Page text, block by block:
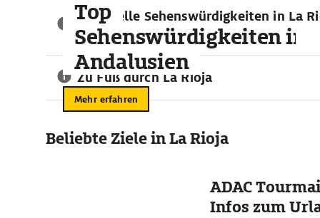
und Täler abwechseln. Ein für Naturfans echtes Eldorado
Routenplaner leicht zu erreichen: der Naturpark Sierra de
Biosphärenreservat von Arnedillo ist für ausgiebige
Kulturelle Sehenswürdigkeiten in La
Reisetipps in der Region
Zu Fuß durch La Rioja
Top
Sehenswürdigkeiten in
Andalusien
Mehr erfahren
Beliebte Ziele in La Rioja
ADAC
Infos zum